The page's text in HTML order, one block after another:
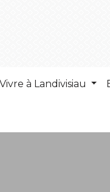
Vivre à Landivisiau